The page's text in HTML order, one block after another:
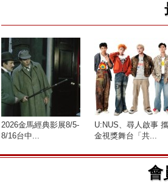
2026金馬經典影展8/5-
8/16台中...
U:NUS、尋人啟事
金視獎舞台「共...
會